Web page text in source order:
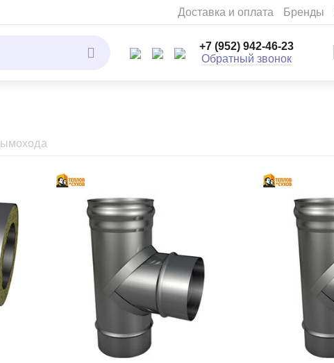
Доставка и оплата Бренды
+7 (952) 942-46-23
Обратный звонок